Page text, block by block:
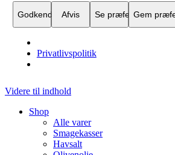
Godkend Afvis Se præferencer
Gem
Privatlivspolitik
Videre til indhold
Shop
Alle varer
Smagekasser
Havsalt